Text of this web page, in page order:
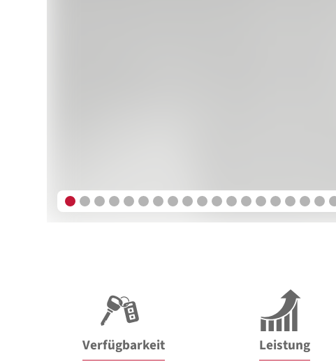
Verfügbarkeit Leistung